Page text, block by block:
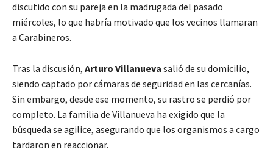
discutido con su pareja en la madrugada del pasado
miércoles, lo que habría motivado que los vecinos llamaran
a Carabineros.
Tras la discusión, Arturo Villanueva salió de su domicilio,
siendo captado por cámaras de seguridad en las cercanías.
Sin embargo, desde ese momento, su rastro se perdió por
completo. La familia de Villanueva ha exigido que la
búsqueda se agilice, asegurando que los organismos a cargo
tardaron en reaccionar.